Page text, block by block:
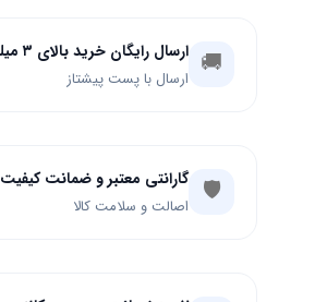
🚚 ارسال رایگان خرید بالای ۳ میلیون تومان
ارسال با پست پیشتاز
🛡️ گارانتی معتبر و ضمانت کیفیت
اصالت و سلامت کالا